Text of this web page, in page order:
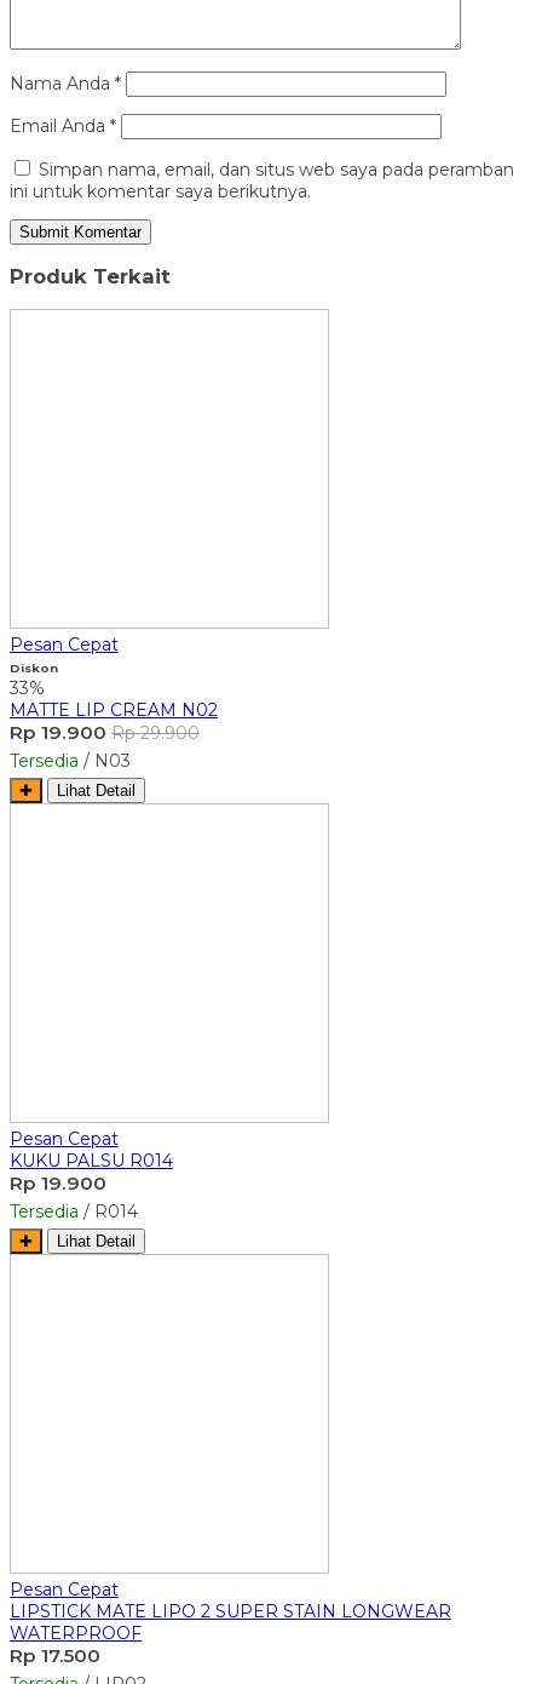
Nama Anda *
Email Anda *
Simpan nama, email, dan situs web saya pada peramban
ini untuk komentar saya berikutnya.
Produk Terkait
Pesan Cepat
Diskon
33%
MATTE LIP CREAM N02
Rp 19.900 Rp 29.900
Tersedia / N03
✚ Lihat Detail
Pesan Cepat
KUKU PALSU R014
Rp 19.900
Tersedia / R014
✚ Lihat Detail
Pesan Cepat
LIPSTICK MATE LIPO 2 SUPER STAIN LONGWEAR
WATERPROOF
Rp 17.500